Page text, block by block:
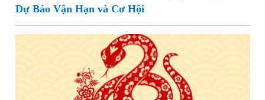
Dự Báo Vận Hạn và Cơ Hội